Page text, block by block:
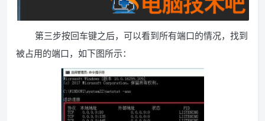
第三步按回车键之后，可以看到所有端口的情况，找到
被占用的端口，如下图所示：